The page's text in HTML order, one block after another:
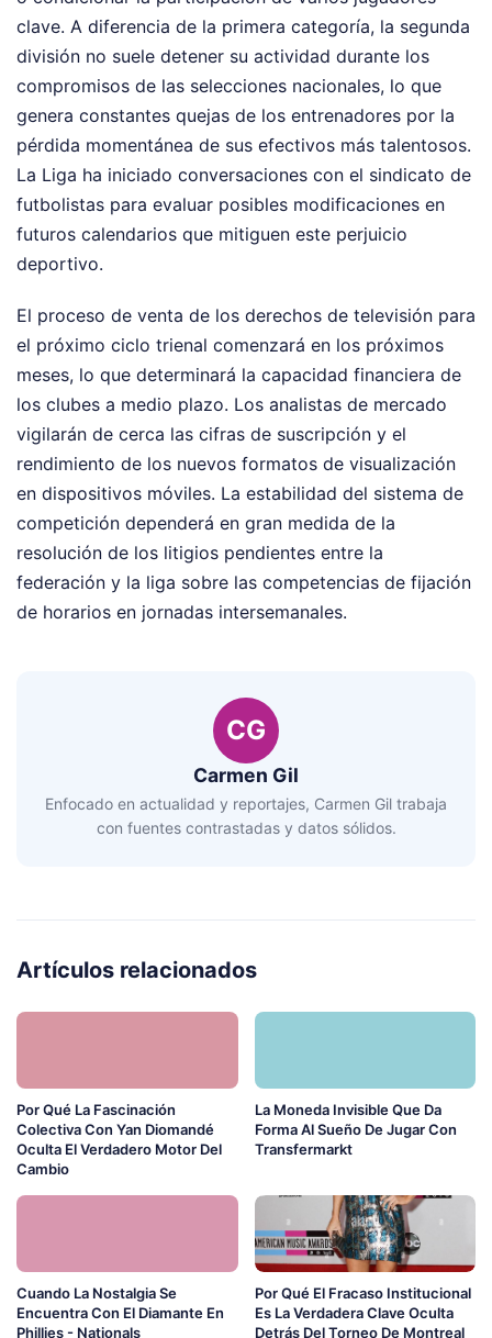
clave. A diferencia de la primera categoría, la segunda
división no suele detener su actividad durante los
compromisos de las selecciones nacionales, lo que
genera constantes quejas de los entrenadores por la
pérdida momentánea de sus efectivos más talentosos.
La Liga ha iniciado conversaciones con el sindicato de
futbolistas para evaluar posibles modificaciones en
futuros calendarios que mitiguen este perjuicio
deportivo.
El proceso de venta de los derechos de televisión para
el próximo ciclo trienal comenzará en los próximos
meses, lo que determinará la capacidad financiera de
los clubes a medio plazo. Los analistas de mercado
vigilarán de cerca las cifras de suscripción y el
rendimiento de los nuevos formatos de visualización
en dispositivos móviles. La estabilidad del sistema de
competición dependerá en gran medida de la
resolución de los litigios pendientes entre la
federación y la liga sobre las competencias de fijación
de horarios en jornadas intersemanales.
CG
Carmen Gil
Enfocado en actualidad y reportajes, Carmen Gil trabaja
con fuentes contrastadas y datos sólidos.
Artículos relacionados
Por Qué La Fascinación
Colectiva Con Yan Diomandé
Oculta El Verdadero Motor Del
Cambio
La Moneda Invisible Que Da
Forma Al Sueño De Jugar Con
Transfermarkt
Cuando La Nostalgia Se
Encuentra Con El Diamante En
Phillies - Nationals
Por Qué El Fracaso Institucional
Es La Verdadera Clave Oculta
Detrás Del Torneo De Montreal